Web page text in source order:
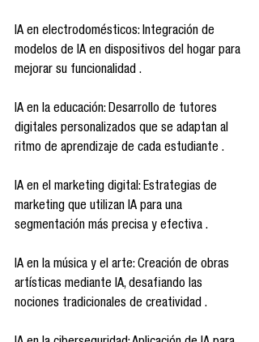
IA en electrodomésticos: Integración de
modelos de IA en dispositivos del hogar para
mejorar su funcionalidad .
IA en la educación: Desarrollo de tutores
digitales personalizados que se adaptan al
ritmo de aprendizaje de cada estudiante .
IA en el marketing digital: Estrategias de
marketing que utilizan IA para una
segmentación más precisa y efectiva .
IA en la música y el arte: Creación de obras
artísticas mediante IA, desafiando las
nociones tradicionales de creatividad .